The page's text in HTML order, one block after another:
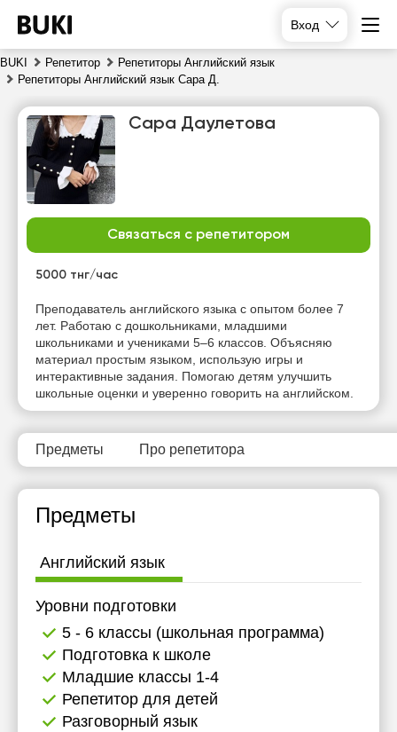
Вход
BUKI Репетитор
Репетиторы Английский язык
Репетиторы Английский язык Сара Д.
Сара Даулетова
Связаться с репетитором
5000 тнг/час
Преподаватель английского языка с опытом более 7
лет. Работаю с дошкольниками, младшими
школьниками и учениками 5–6 классов. Объясняю
материал простым языком, использую игры и
интерактивные задания. Помогаю детям улучшить
школьные оценки и уверенно говорить на английском.
Предметы Про репетитора
Предметы
Английский язык
Уровни подготовки
5 - 6 классы (школьная программа)
Подготовка к школе
Младшие классы 1-4
Репетитор для детей
Разговорный язык
вс
пн
Нет
свободных
часов
Нет
свободных
часов
Нет
свободных
часов
Нет
часов